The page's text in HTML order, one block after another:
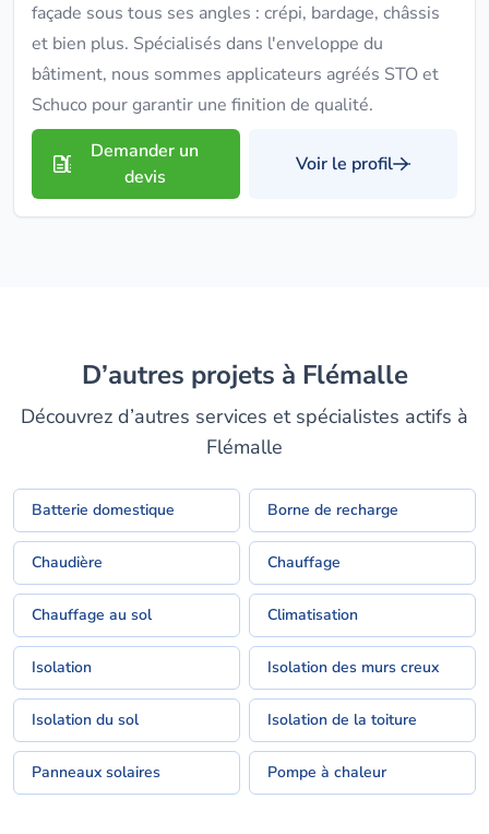
façade sous tous ses angles : crépi, bardage, châssis
et bien plus. Spécialisés dans l'enveloppe du
bâtiment, nous sommes applicateurs agréés STO et
Schuco pour garantir une finition de qualité.
Demander un
devis
Voir le profil
D’autres projets à Flémalle
Découvrez d’autres services et spécialistes actifs à
Flémalle
Batterie domestique Borne de recharge
Chaudière Chauffage
Chauffage au sol Climatisation
Isolation Isolation des murs creux
Isolation du sol Isolation de la toiture
Panneaux solaires Pompe à chaleur